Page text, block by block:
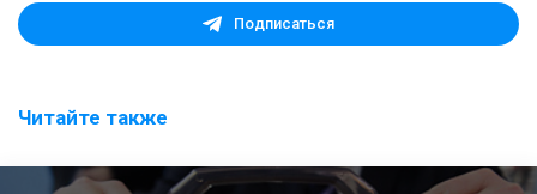
Подписаться
Читайте также